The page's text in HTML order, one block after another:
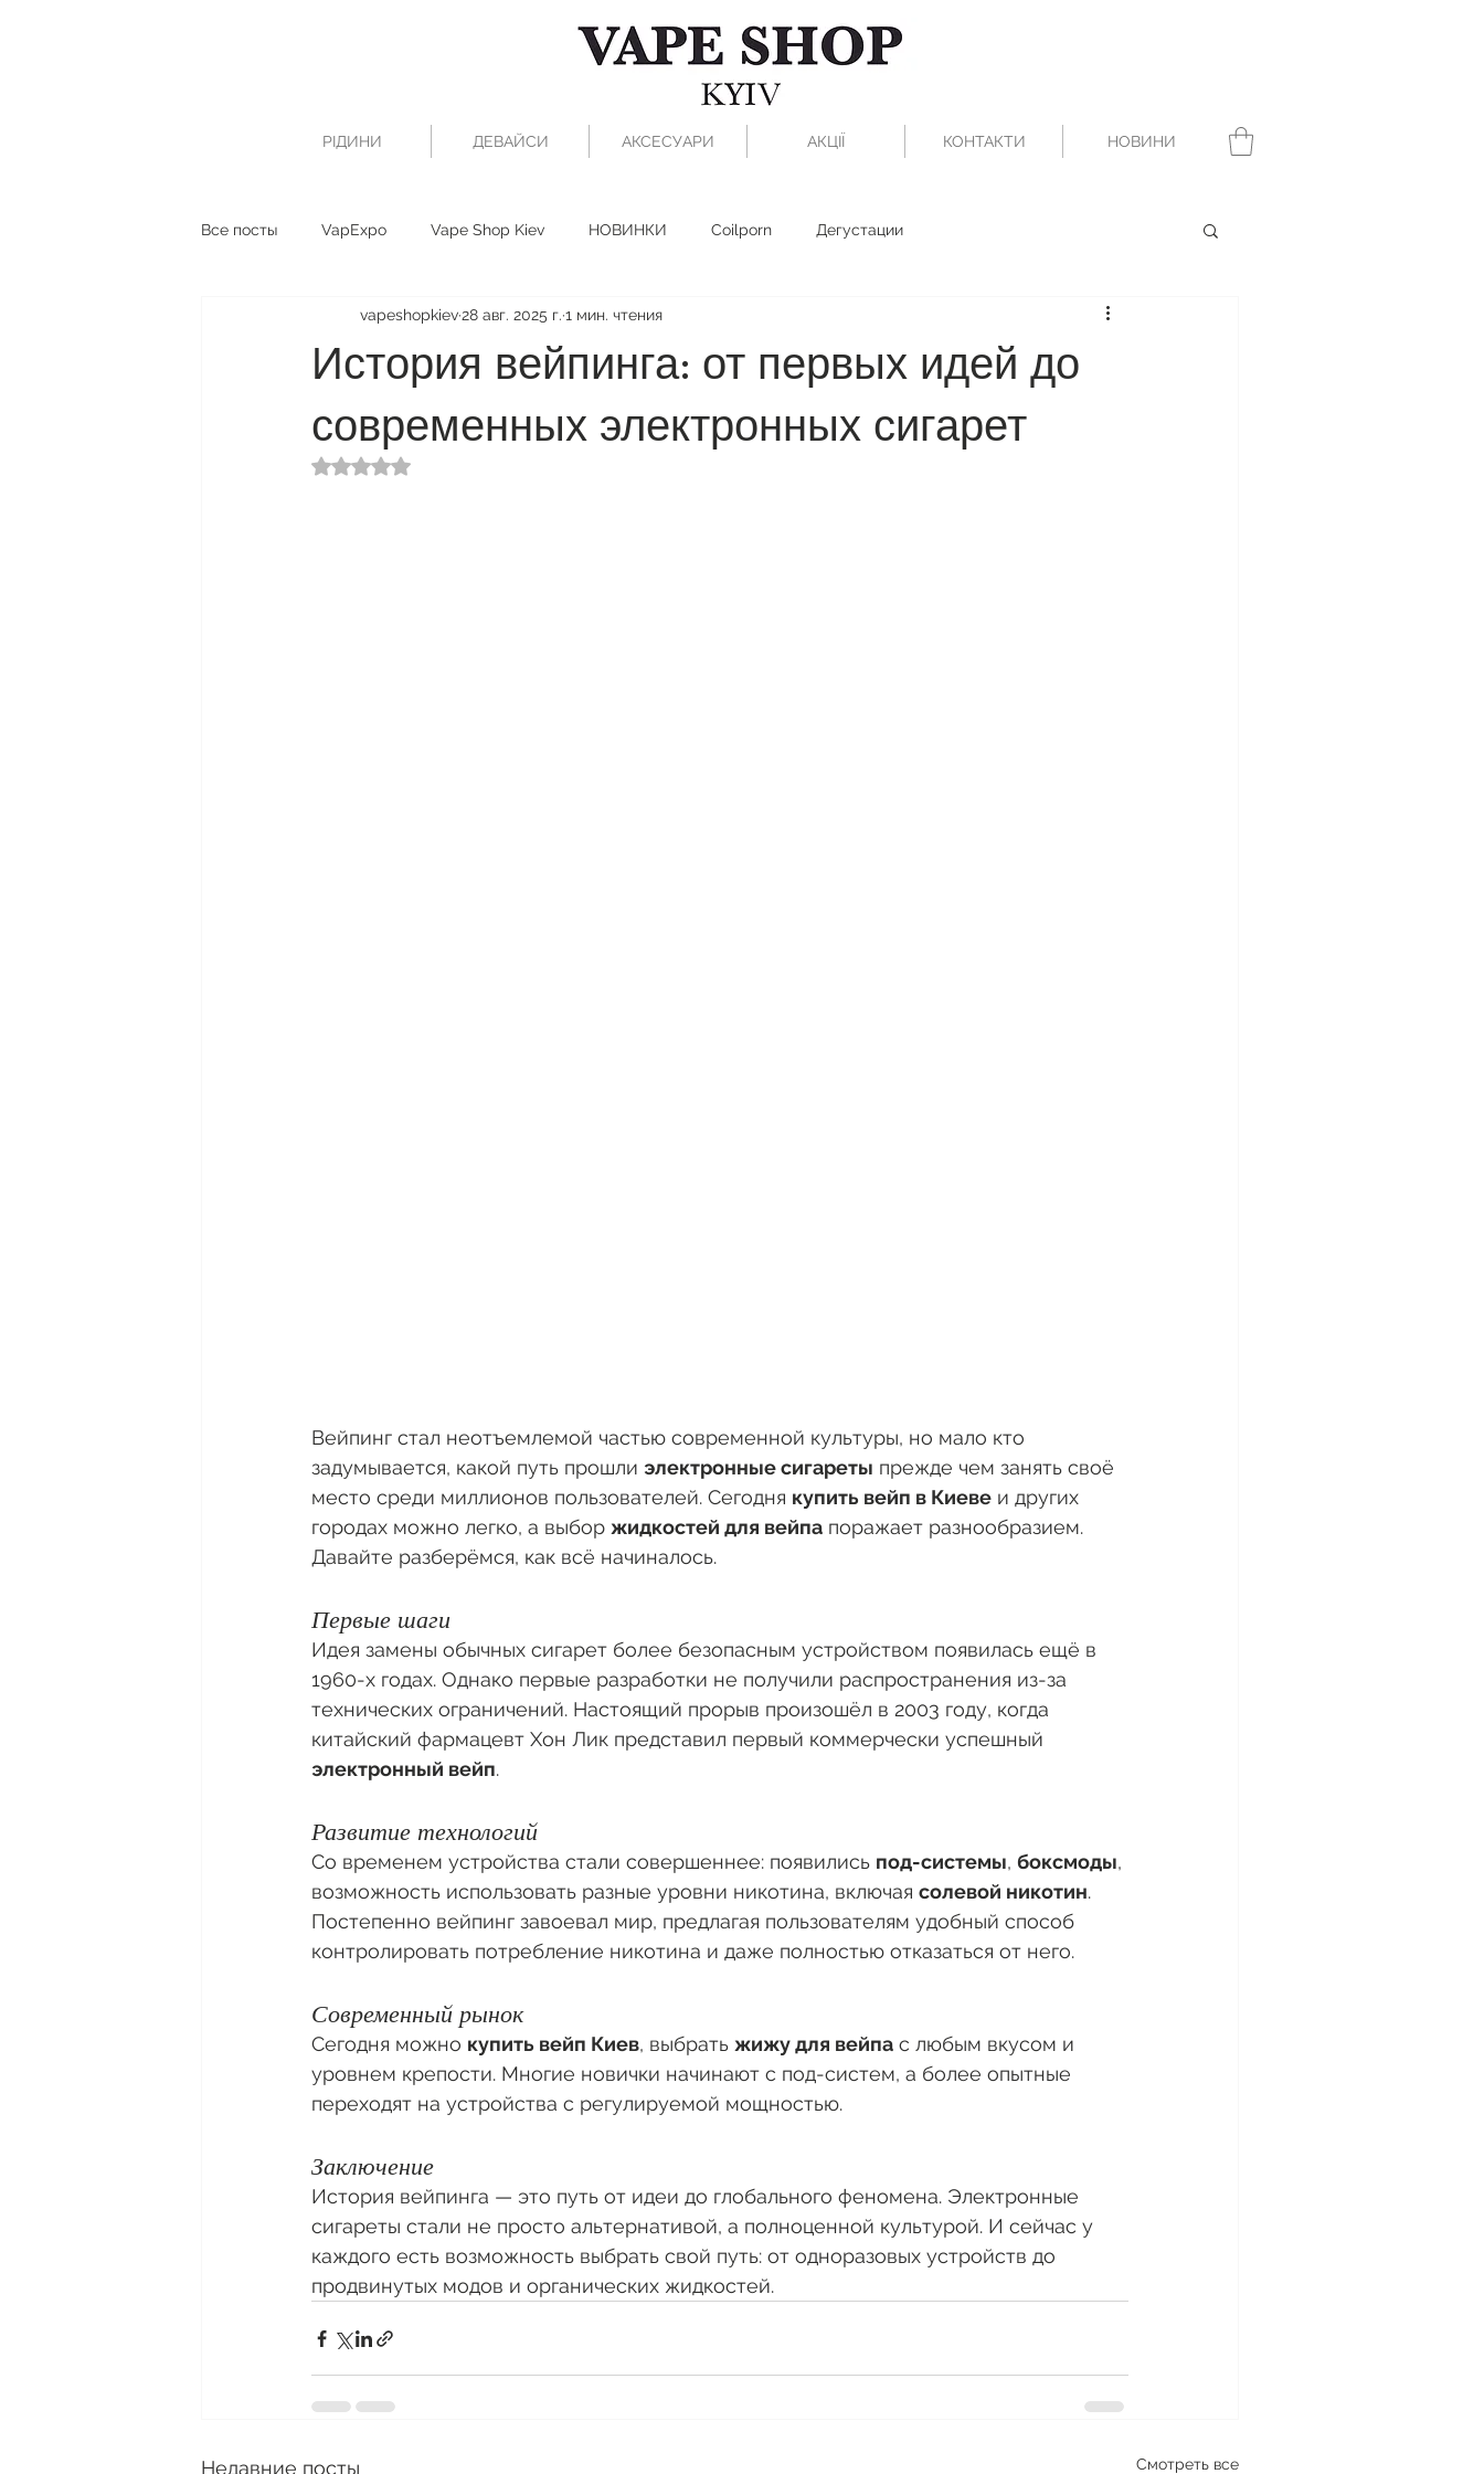
РІДИНИ ДЕВАЙСИ АКСЕСУАРИ АКЦІЇ КОНТАКТИ НОВИНИ
Все посты VapExpo Vape Shop Kiev НОВИНКИ Coilporn Дегустации
История вейпинга: от первых идей до
современных электронных сигарет
vapeshopkiev28 авг. 2025 г. 1 мин. чтения
Оценка: не число из 5 звезд.
Вейпинг стал неотъемлемой частью современной культуры, но мало кто
задумывается, какой путь прошли электронные сигареты прежде чем занять своё
место среди миллионов пользователей. Сегодня купить вейп в Киеве и других
городах можно легко, а выбор жидкостей для вейпа поражает разнообразием.
Давайте разберёмся, как всё начиналось.
Первые шаги
Идея замены обычных сигарет более безопасным устройством появилась ещё в
1960-х годах. Однако первые разработки не получили распространения из-за
технических ограничений. Настоящий прорыв произошёл в 2003 году, когда
китайский фармацевт Хон Лик представил первый коммерчески успешный
электронный вейп.
Развитие технологий
Со временем устройства стали совершеннее: появились под-системы, боксмоды,
возможность использовать разные уровни никотина, включая солевой никотин.
Постепенно вейпинг завоевал мир, предлагая пользователям удобный способ
контролировать потребление никотина и даже полностью отказаться от него.
Современный рынок
Сегодня можно купить вейп Киев, выбрать жижу для вейпа с любым вкусом и
уровнем крепости. Многие новички начинают с под-систем, а более опытные
переходят на устройства с регулируемой мощностью.
Заключение
История вейпинга — это путь от идеи до глобального феномена. Электронные
сигареты стали не просто альтернативой, а полноценной культурой. И сейчас у
каждого есть возможность выбрать свой путь: от одноразовых устройств до
продвинутых модов и органических жидкостей.
Недавние посты Смотреть все